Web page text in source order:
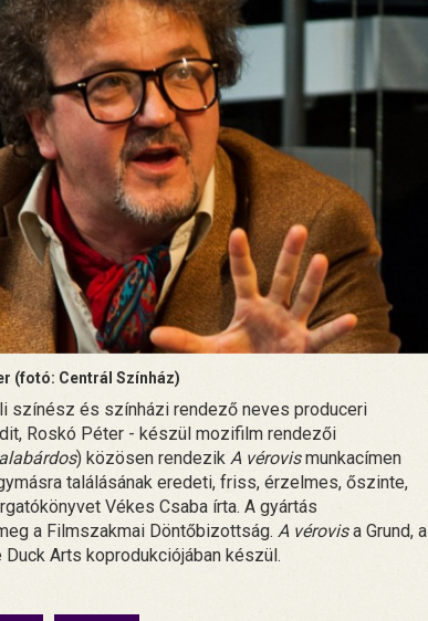
(fotó: Centrál Színház)
színész és színházi rendező neves produceri
Roskó Péter - készül mozifilm rendezői
) közösen rendezik A vérovismunkacímen
találásának eredeti, friss, érzelmes, őszinte,
Vékes Csaba írta. A gyártás
a Filmszakmai Döntőbizottság. A vérovisa Grund, a
Arts koprodukciójában készül.